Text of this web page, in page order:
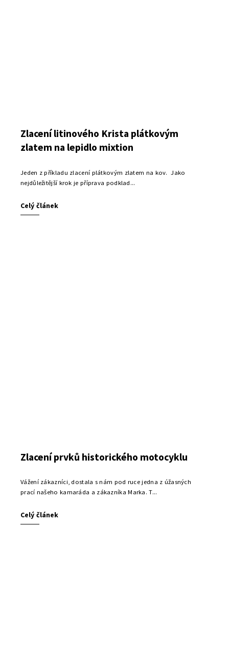
Zlacení litinového Krista plátkovým
zlatem na lepidlo mixtion
Jeden z příkladu zlacení plátkovým zlatem na kov. Jako
nejdůležitější krok je příprava podklad...
Celý článek
Zlacení prvků historického motocyklu
Vážení zákazníci, dostala s nám pod ruce jedna z úžasných
prací našeho kamaráda a zákazníka Marka. T...
Celý článek